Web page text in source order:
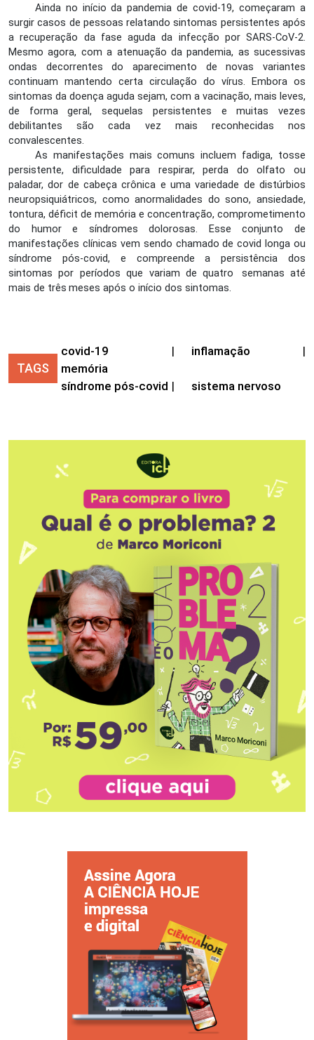
Ainda no início da pandemia de covid-19, começaram a
surgir casos de pessoas relatando sintomas persistentes após
a recuperação da fase aguda da infecção por SARS-CoV-2.
Mesmo agora, com a atenuação da pandemia, as sucessivas
ondas decorrentes do aparecimento de novas variantes
continuam mantendo certa circulação do vírus. Embora os
sintomas da doença aguda sejam, com a vacinação, mais leves,
de forma geral, sequelas persistentes e muitas vezes
debilitantes são cada vez mais reconhecidas nos
convalescentes.
As manifestações mais comuns incluem fadiga, tosse
persistente, dificuldade para respirar, perda do olfato ou
paladar, dor de cabeça crônica e uma variedade de distúrbios
neuropsiquiátricos, como anormalidades do sono, ansiedade,
tontura, déficit de memória e concentração, comprometimento
do humor e síndromes dolorosas. Esse conjunto de
manifestações clínicas vem sendo chamado de covid longa ou
síndrome pós-covid, e compreende a persistência dos
sintomas por períodos que variam de quatro semanas até
mais de três meses após o início dos sintomas.
TAGS
covid-19 | inflamação
|
memória
síndrome pós-covid | sistema nervoso